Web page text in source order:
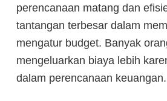
perencanaan matang dan
tantangan terbesar dalam
mengatur budget. Banyak
mengeluarkan biaya lebih
dalam perencanaan keuangan.